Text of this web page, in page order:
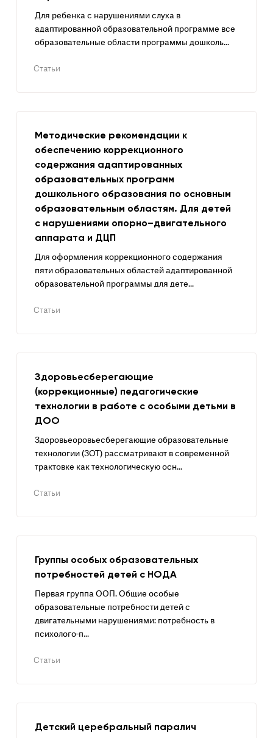
Для ребенка с нарушениями слуха в
адаптированной образовательной программе все
образовательные области программы дошколь...
Статьи
Методические рекомендации к
обеспечению коррекционного
содержания адаптированных
образовательных программ
дошкольного образования по основным
образовательным областям. Для детей
с нарушениями опорно–двигательного
аппарата и ДЦП
Для оформления коррекционного содержания
пяти образовательных областей адаптированной
образовательной программы для дете...
Статьи
Здоровьесберегающие
(коррекционные) педагогические
технологии в работе с особыми детьми в
ДОО
Здоровьеоровьесберегающие образовательные
технологии (ЗОТ) рассматривают в современной
трактовке как технологическую осн...
Статьи
Группы особых образовательных
потребностей детей с НОДА
Первая группа ООП. Общие особые
образовательные потребности детей с
двигательными нарушениями: потребность в
психолого-п...
Статьи
Детский церебральный паралич